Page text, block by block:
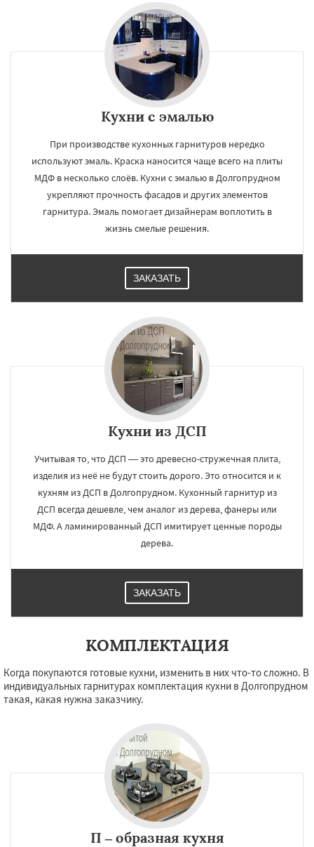
Работаем по
регионам
×
Домодедово Дубна
Жуковский Зарайск Звенигород
Ивантеевка Истра Кашира Клин
Королев Котельники
Краснозаводск Краснознаменск
Ликино-Дулево
Лосино-Петровский Луховицы
Можайск Мытищи
Наро-Фоминск Ногинск Одинцово
Пересвет Подольск
Пущино Раменское
Кухни с эмалью
При производстве кухонных гарнитуров нередко
используют эмаль. Краска наносится чаще всего на плиты
МДФ в несколько слоёв. Кухни с эмалью в Долгопрудном
укрепляют прочность фасадов и других элементов
гарнитура. Эмаль помогает дизайнерам воплотить в
жизнь смелые решения.
ЗАКАЗАТЬ
Кухни из ДСП
Учитывая то, что ДСП — это древесно-стружечная плита,
изделия из неё не будут стоить дорого. Это относится и к
кухням из ДСП в Долгопрудном. Кухонный гарнитур из
ДСП всегда дешевле, чем аналог из дерева, фанеры или
МДФ. А ламинированный ДСП имитирует ценные породы
дерева.
ЗАКАЗАТЬ
КОМПЛЕКТАЦИЯ
Когда покупаются готовые кухни, изменить в них что-то сложно. В
индивидуальных гарнитурах комплектация кухни в Долгопрудном
такая, какая нужна заказчику.
П – образная кухня
УЗНАТЬ ПОДРОБНЕЕ
Даю согласие на обработку персональных данных